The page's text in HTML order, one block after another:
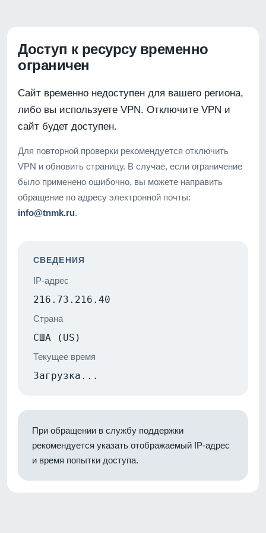
Доступ к ресурсу временно
ограничен
Сайт временно недоступен для вашего региона,
либо вы используете VPN. Отключите VPN и
сайт будет доступен.
Для повторной проверки рекомендуется отключить
VPN и обновить страницу. В случае, если ограничение
было применено ошибочно, вы можете направить
обращение по адресу электронной почты:
info@tnmk.ru.
СВЕДЕНИЯ
IP-адрес
216.73.216.40
Страна
США (US)
Текущее время
Загрузка...
При обращении в службу поддержки
рекомендуется указать отображаемый IP-адрес
и время попытки доступа.